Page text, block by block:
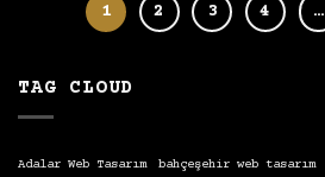
1 2 3 4 …
TAG CLOUD
Adalar Web Tasarım bahçeşehir web tasarım